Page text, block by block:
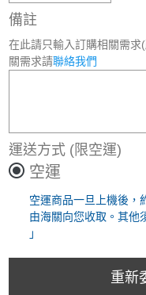
備註
在此請只輸入訂購相關需求
關需求請聯絡我們
運送方式 (限空運)
空運
空運商品一旦上機後，
由海關向您收取。其他
」
重新